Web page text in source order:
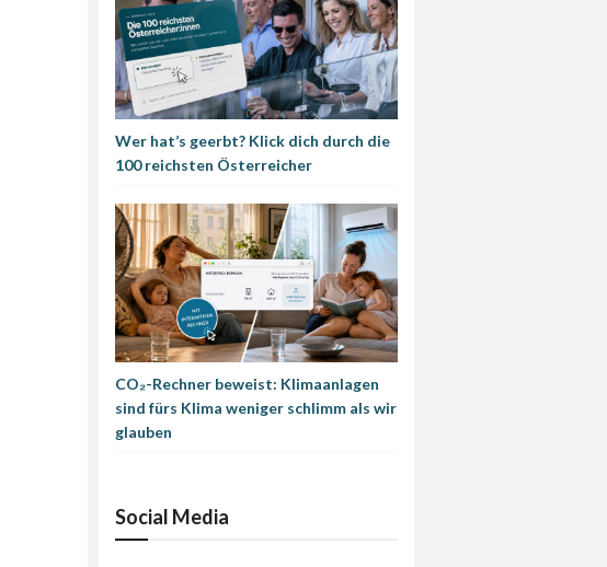
Wer hat’s geerbt? Klick dich durch die
100 reichsten Österreicher
CO₂-Rechner beweist: Klimaanlagen
sind fürs Klima weniger schlimm als wir
glauben
Social Media